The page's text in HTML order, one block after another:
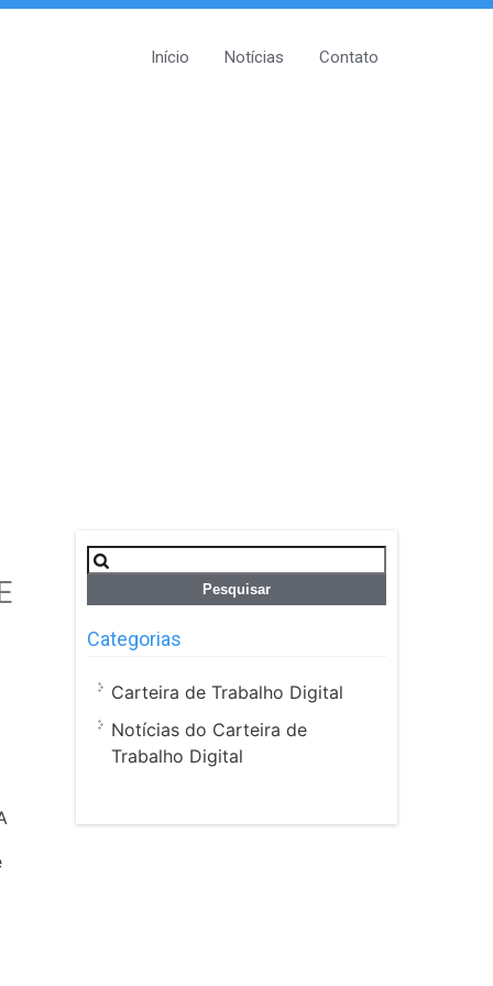
Início Notícias Contato
Pesquisar
por:
Categorias
Carteira de Trabalho Digital
Notícias do Carteira de
Trabalho Digital